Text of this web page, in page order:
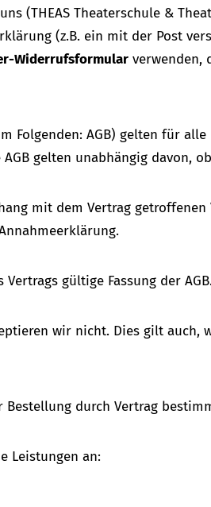
(THEAS Theaterschule &
(z.B. ein mit der Post
Widerrufsformular verwenden,
Folgenden: AGB) gelten für
gelten unabhängig davon,
mit dem Vertrag
gültige Fassung der
wir nicht. Dies gilt
durch Vertrag
Leistungen an: